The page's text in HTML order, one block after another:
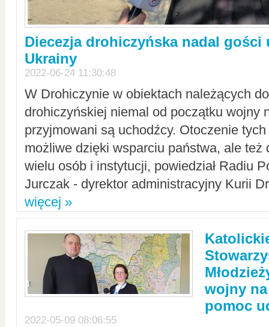
Diecezja drohiczyńska nadal gości
Ukrainy
2022-06-24 11:30:48
W Drohiczynie w obiektach należących
drohiczyńskiej niemal od początku wojny
przyjmowani są uchodźcy. Otoczenie
możliwe dzięki wsparciu państwa, ale też
wielu osób i instytucji, powiedział Radiu
Jurczak - dyrektor administracyjny Kurii
więcej »
wojny
pomoc
2022-05-09 08:06:55